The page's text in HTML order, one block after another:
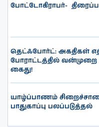
போட்டோகிராபர்-
தெட்ஃபோர்ட்: அகதிகள்
போராட்டத்தில் வன்முறை
கைது!
யாழ்ப்பாணம்
பாதுகாப்பு பலப்படுத்தல்